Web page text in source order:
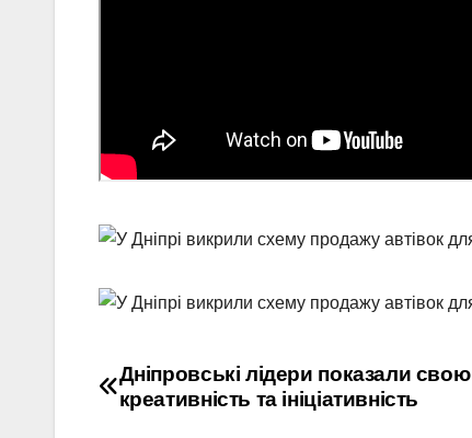
Навігація
Дніпровські лідери показали свою
креативність та ініціативність